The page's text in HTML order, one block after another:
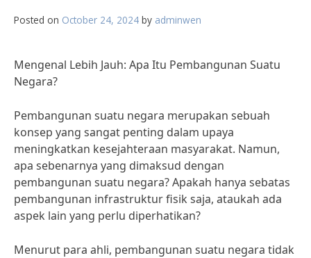
Posted on October 24, 2024 by adminwen
Mengenal Lebih Jauh: Apa Itu Pembangunan Suatu
Negara?
Pembangunan suatu negara merupakan sebuah
konsep yang sangat penting dalam upaya
meningkatkan kesejahteraan masyarakat. Namun,
apa sebenarnya yang dimaksud dengan
pembangunan suatu negara? Apakah hanya sebatas
pembangunan infrastruktur fisik saja, ataukah ada
aspek lain yang perlu diperhatikan?
Menurut para ahli, pembangunan suatu negara tidak